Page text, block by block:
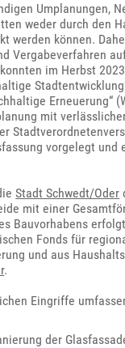
Umplanungen,
weder durch den
werden können.
Vergabeverfahren
im Herbst
Erneuerung“
mit
vorgelegt und
Stadt Schwedt/Oder
mit einer
Bauvorhabens
Fonds für
und aus
.
Eingriffe
der